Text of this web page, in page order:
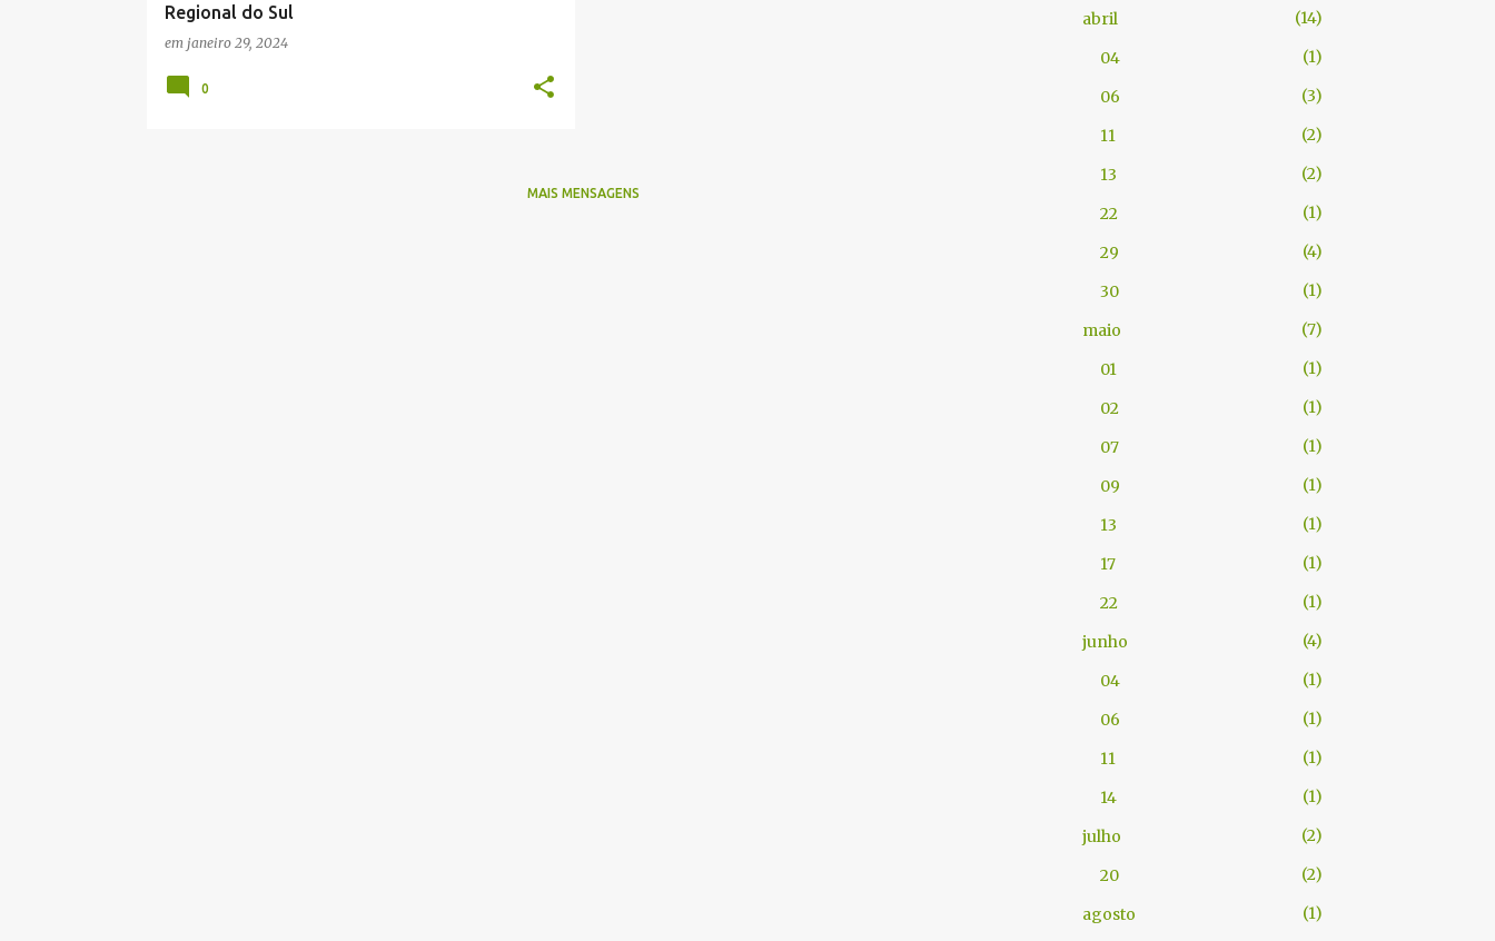
Regional do Sul
em janeiro 29, 2024
0
MAIS MENSAGENS
abril
14
04
1
06
3
11
2
13
2
22
1
29
4
30
1
maio
7
01
1
02
1
07
1
09
1
13
1
17
1
22
1
junho
4
04
1
06
1
11
1
14
1
julho
2
20
2
agosto
1